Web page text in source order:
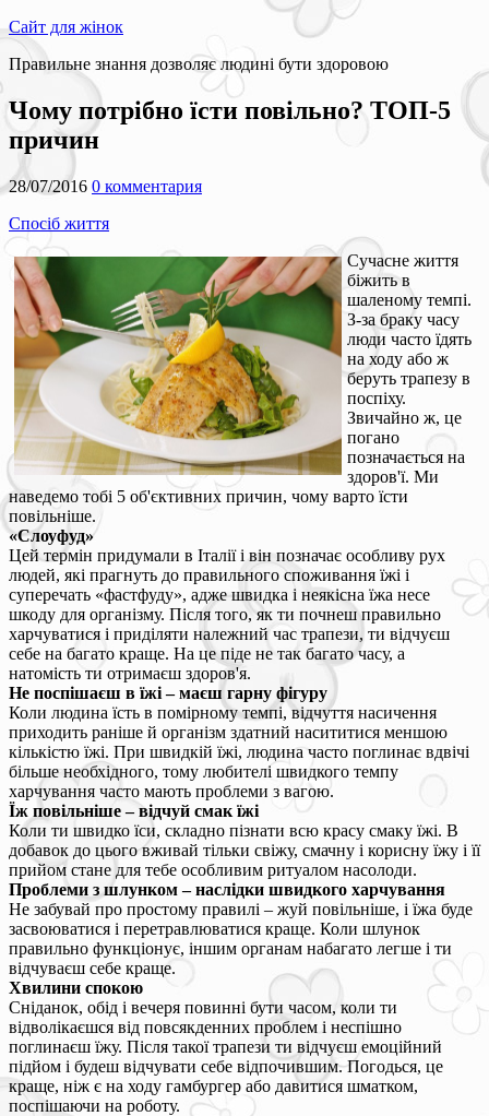
Сайт для жінок
Правильне знання дозволяє людині бути здоровою
Чому потрібно їсти повільно? ТОП-5
причин
28/07/2016 0 комментария
Спосіб життя
Сучасне життя
біжить в
шаленому темпі.
З-за браку часу
люди часто їдять
на ходу або ж
беруть трапезу в
поспіху.
Звичайно ж, це
погано
позначається на
здоров'ї. Ми
наведемо тобі 5 об'єктивних причин, чому варто їсти
повільніше.
«Слоуфуд»
Цей термін придумали в Італії і він позначає особливу рух
людей, які прагнуть до правильного споживання їжі і
суперечать «фастфуду», адже швидка і неякісна їжа несе
шкоду для організму. Після того, як ти почнеш правильно
харчуватися і приділяти належний час трапези, ти відчуєш
себе на багато краще. На це піде не так багато часу, а
натомість ти отримаєш здоров'я.
Не поспішаєш в їжі – маєш гарну фігуру
Коли людина їсть в помірному темпі, відчуття насичення
приходить раніше й організм здатний насититися меншою
кількістю їжі. При швидкій їжі, людина часто поглинає вдвічі
більше необхідного, тому любителі швидкого темпу
харчування часто мають проблеми з вагою.
Їж повільніше – відчуй смак їжі
Коли ти швидко їси, складно пізнати всю красу смаку їжі. В
добавок до цього вживай тільки свіжу, смачну і корисну їжу і її
прийом стане для тебе особливим ритуалом насолоди.
Проблеми з шлунком – наслідки швидкого харчування
Не забувай про простому правилі – жуй повільніше, і їжа буде
засвоюватися і перетравлюватися краще. Коли шлунок
правильно функціонує, іншим органам набагато легше і ти
відчуваєш себе краще.
Хвилини спокою
Сніданок, обід і вечеря повинні бути часом, коли ти
відволікаєшся від повсякденних проблем і неспішно
поглинаєш їжу. Після такої трапези ти відчуєш емоційний
підйом і будеш відчувати себе відпочившим. Погодься, це
краще, ніж є на ходу гамбургер або давитися шматком,
поспішаючи на роботу.